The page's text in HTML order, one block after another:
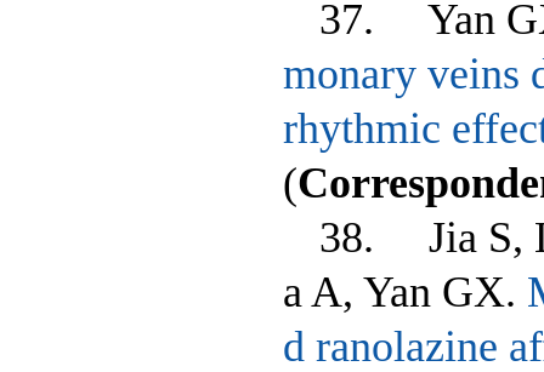
37. Yan
monary veins
rhythmic
(
38. Jia S,
a A, Yan GX.
d ranolazine